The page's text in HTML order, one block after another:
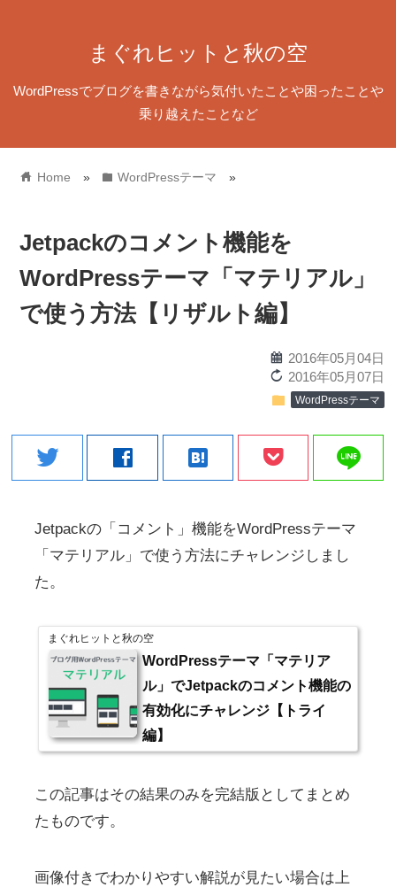
まぐれヒットと秋の空
WordPressでブログを書きながら気付いたことや困ったことや
乗り越えたことなど
home Home » folderWordPressテーマ »
Jetpackのコメント機能を
WordPressテーマ「マテリアル」
で使う方法【リザルト編】
calendar 2016年05月04日
reload 2016年05月07日
folder WordPressテーマ
twitter facebook hatenabookmark line
Jetpackの「コメント」機能をWordPressテーマ
「マテリアル」で使う方法にチャレンジしまし
た。
まぐれヒットと秋の空
WordPressテーマ「マテリア
ル」でJetpackのコメント機能の
有効化にチャレンジ【トライ
編】
http://magure-hits.net/wp/?p=39
らっています。WordPressテーマ「マテリアル」のいいところ おしゃ
この記事はその結果のみを完結版としてまとめ
たものです。
画像付きでわかりやすい解説が見たい場合は上